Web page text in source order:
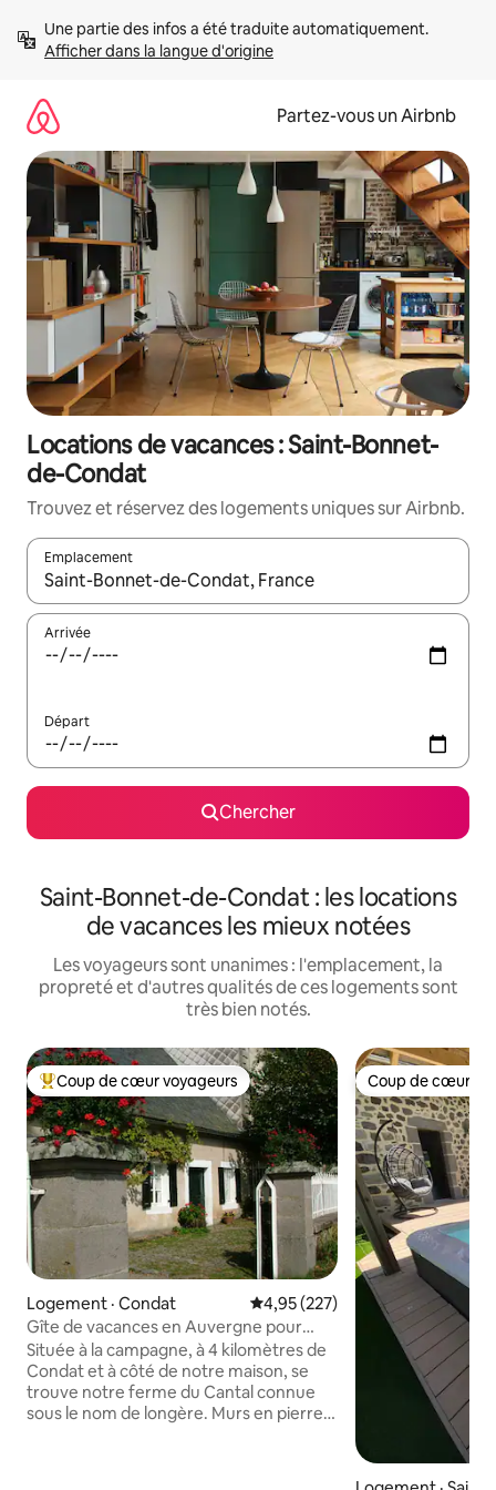
directement
Afficher dans la langue d'origine
Partez-vous un Airbnb
Locations de vacances : Saint-Bonnet-
de-Condat
Trouvez et réservez des logements uniques sur Airbnb.
Emplacement
Quand les résultats sont affichés, parcourez-les en utilisant
Arrivée
Départ
Chercher
Saint-Bonnet-de-Condat : les locations
de vacances les mieux notées
Les voyageurs sont unanimes : l'emplacement, la
propreté et d'autres qualités de ces logements sont
très bien notés.
Coup de cœur voyageurs parmi les plus aimés
Coup de cœur voyageurs
Logement · Condat Note moyenne de 4,95 sur 5,
4,95 (227)
Gîte de vacances en Auvergne pour
4 personnes
Située à la campagne, à 4 kilomètres de
Condat et à côté de notre maison, se
trouve notre ferme du Cantal connue
sous le nom de longère. Murs en pierre
Coup de cœur
Coup de cœur